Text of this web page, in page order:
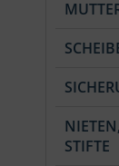
STIFTE